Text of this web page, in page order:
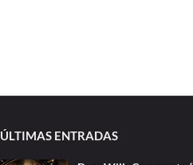
ÚLTIMAS ENTRADAS